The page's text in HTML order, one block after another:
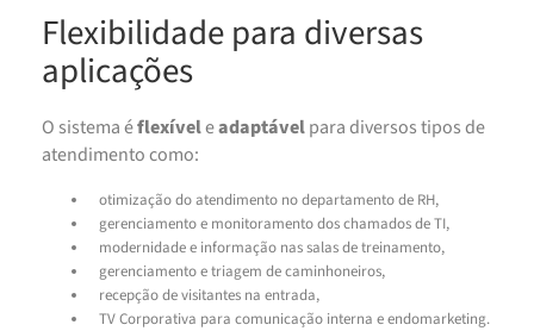
Flexibilidade para diversas
aplicações
O sistema éflexíveleadaptávelpara diversos tipos de
atendimento como:
otimização do atendimento no departamento de RH,
gerenciamento e monitoramento dos chamados de TI,
modernidade e informação nas salas de treinamento,
gerenciamento e triagem de caminhoneiros,
recepção de visitantes na entrada,
TV Corporativa para comunicação interna e endomarketing.